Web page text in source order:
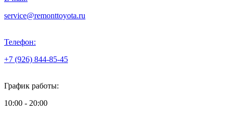
service@remonttoyota.ru
Телефон:
+7 (926) 844-85-45
График работы:
10:00 - 20:00